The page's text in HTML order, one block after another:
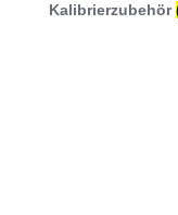
Kalibrierzubehör